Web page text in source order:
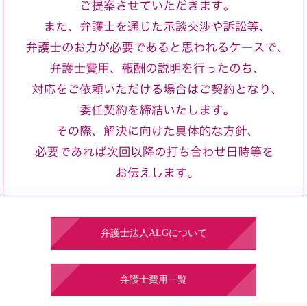
弁護士法人ALGについて
弁護士費用一覧